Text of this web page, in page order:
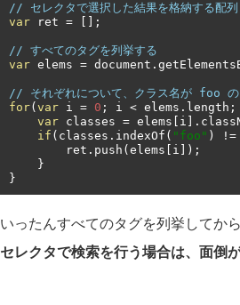
// セレクタで選択した結果を格納する配列
var ret = [];
// すべてのタグを列挙する
var elems = document .
// それぞれについて、クラス名が foo
for( var i = 0 ; i < elems . length ;
var classes = elems i ].
if ( classes . indexOf ( "foo" ) !=
        ret
. push ( elems i ]);
}
}
いったんすべてのタグを列挙してから
セレクタで検索を行う場合は、面倒